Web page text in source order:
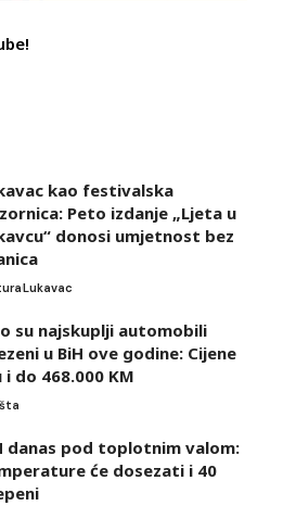
kao festivalska
Peto izdanje „Ljeta u
donosi umjetnost bez
Lukavac
su najskuplji automobili
u BiH ove godine: Cijene
i do 468.000 KM
danas pod toplotnim valom:
će dosezati i 40